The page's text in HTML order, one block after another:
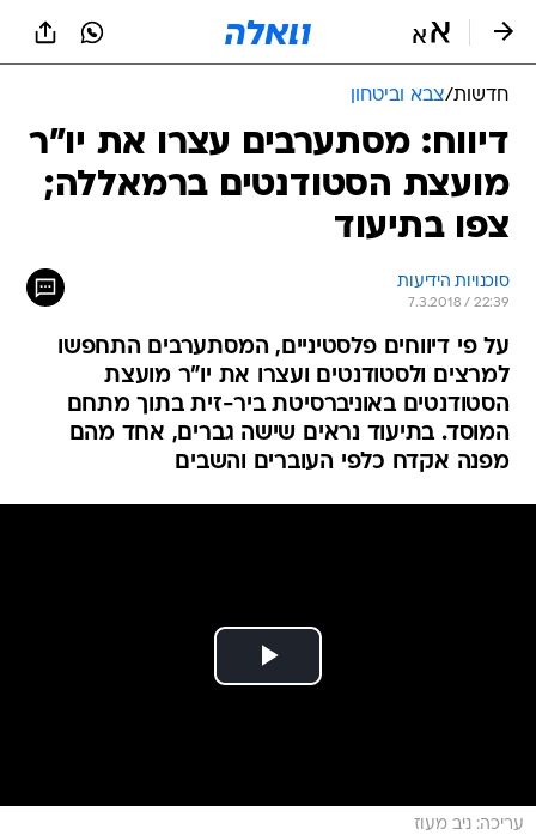
חדשות/צבא וביטחון
דיווח: מסתערבים עצרו את יו"ר
מועצת הסטודנטים ברמאללה;
צפו בתיעוד
סוכנויות הידיעות
7.3.2018 / 22:39
על פי דיווחים פלסטיניים, המסתערבים התחפשו
למרצים ולסטודנטים ועצרו את יו"ר מועצת
הסטודנטים באוניברסיטת ביר-זית בתוך מתחם
המוסד. בתיעוד נראים שישה גברים, אחד מהם
מפנה אקדח כלפי העוברים והשבים
עריכה: ניב מעוז